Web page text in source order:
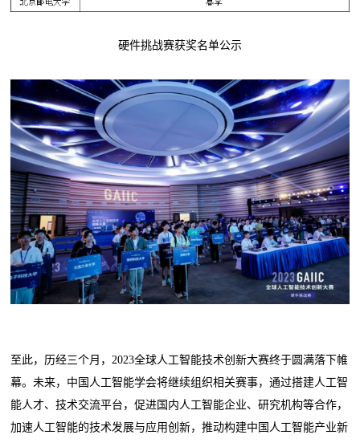
硬件挑战赛获奖名单公示
至此，历经三个月，2023全球人工智能技术创新大赛终于圆满落下帷
幕。未来，中国人工智能学会将继续组织相关赛事，通过搭建人工智
能人才、技术交流平台，促进国内人工智能企业、研究机构等合作，
加速人工智能的技术发展与应用创新，推动构建中国人工智能产业新